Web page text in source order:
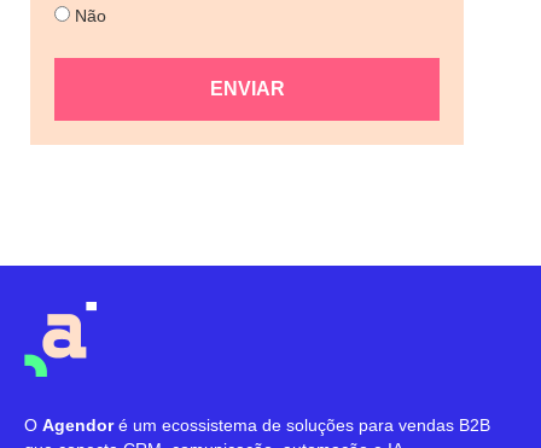
Não
ENVIAR
O Agendoré um ecossistema de soluções para vendas B2B